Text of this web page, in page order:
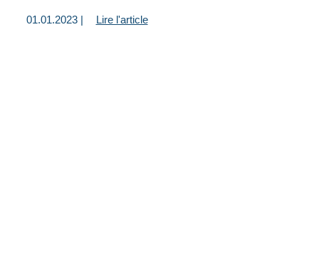
01.01.2023 | Lire l'article